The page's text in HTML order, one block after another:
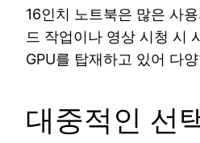
16인치 노트북은 많은 사
드 작업이나 영상 시청 시
GPU를 탑재하고 있어 다
대중적인 선